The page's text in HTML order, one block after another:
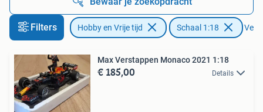
Filters Hobby en Vrije tijd Schaal 1:18
Max Verstappen Monaco 2021 1:18
€ 185,00 Details